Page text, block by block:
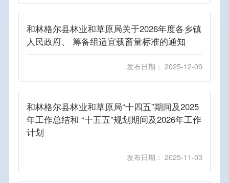
和林格尔县林业和草原局关于2026年度各乡镇
人民政府、 筹备组适宜载畜量标准的通知
发布日期： 2025-12-09
和林格尔县林业和草原局“十四五”期间及2025
年工作总结和 “十五五”规划期间及2026年工作
计划
发布日期： 2025-11-03